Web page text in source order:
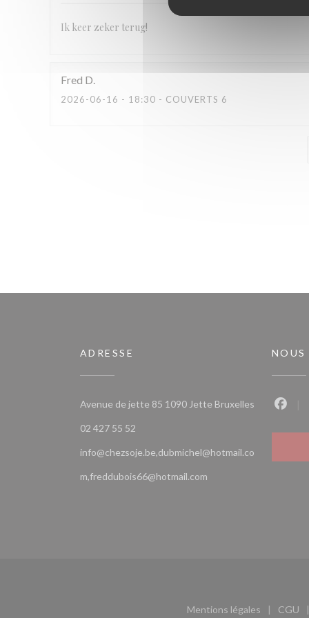
Ik keer zeker terug!
Fred D
2026-06-16 - 18:30 - COUVERTS 6
ADRESSE
Avenue de jette 85 1090 Jette Bruxelles((ouvre une
02 427 55 52
info@chezsoje.be,dubmichel@hotmail.co
m,freddubois66@hotmail.com
NOUS
Mentions légales
CGU